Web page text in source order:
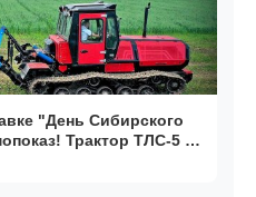
"День Сибирского
Трактор ТЛС-5 с